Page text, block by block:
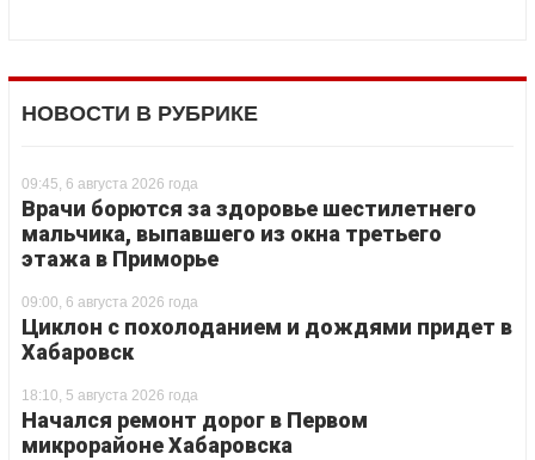
НОВОСТИ В РУБРИКЕ
09:45, 6 августа 2026 года
Врачи борются за здоровье шестилетнего
мальчика, выпавшего из окна третьего
этажа в Приморье
09:00, 6 августа 2026 года
Циклон с похолоданием и дождями придет в
Хабаровск
18:10, 5 августа 2026 года
Начался ремонт дорог в Первом
микрорайоне Хабаровска